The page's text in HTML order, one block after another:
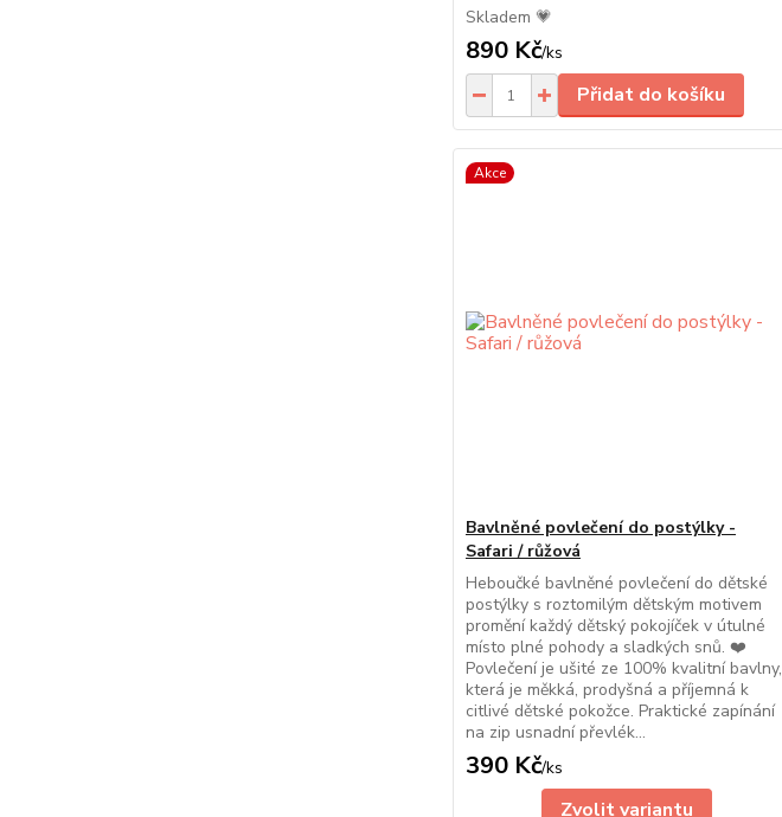
Skladem 💗
890 Kč/ks
Přidat do košíku
Akce
Bavlněné povlečení do postýlky -
Safari / růžová
Heboučké bavlněné povlečení do dětské
postýlky s roztomilým dětským motivem
promění každý dětský pokojíček v útulné
místo plné pohody a sladkých snů. ❤️
Povlečení je ušité ze 100% kvalitní bavlny,
která je měkká, prodyšná a příjemná k
citlivé dětské pokožce. Praktické zapínání
na zip usnadní převlék...
390 Kč/ks
Zvolit variantu